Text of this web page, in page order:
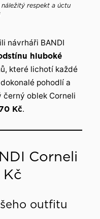
respekt a úctu
návrháři BANDI
hluboké
které lichotí každé
pohodlí a
černý oblek Corneli
Kč.
Corneli
Kč
outfitu